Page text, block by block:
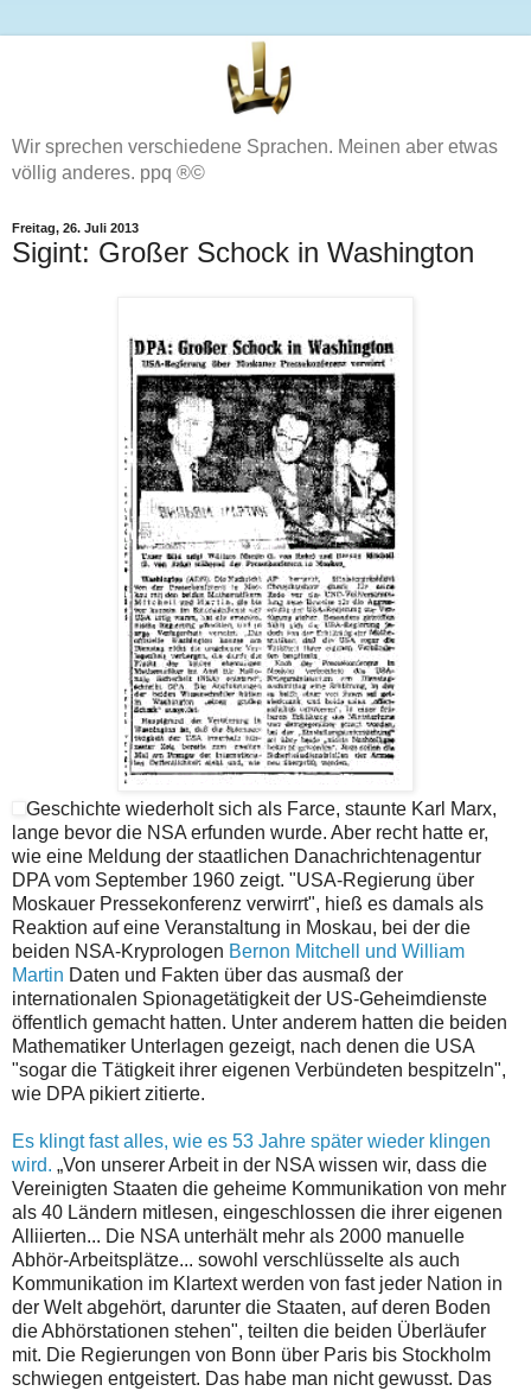
Wir sprechen verschiedene Sprachen. Meinen aber etwas
völlig anderes. ppq ®©
Freitag, 26. Juli 2013
Sigint: Großer Schock in Washington
Geschichte wiederholt sich als Farce, staunte Karl Marx,
lange bevor die NSA erfunden wurde. Aber recht hatte er,
wie eine Meldung der staatlichen Danachrichtenagentur
DPA vom September 1960 zeigt. "USA-Regierung über
Moskauer Pressekonferenz verwirrt", hieß es damals als
Reaktion auf eine Veranstaltung in Moskau, bei der die
beiden NSA-Kryprologen Bernon Mitchell und William
Martin Daten und Fakten über das ausmaß der
internationalen Spionagetätigkeit der US-Geheimdienste
öffentlich gemacht hatten. Unter anderem hatten die beiden
Mathematiker Unterlagen gezeigt, nach denen die USA
"sogar die Tätigkeit ihrer eigenen Verbündeten bespitzeln",
wie DPA pikiert zitierte.
Es klingt fast alles, wie es 53 Jahre später wieder klingen
wird. „Von unserer Arbeit in der NSA wissen wir, dass die
Vereinigten Staaten die geheime Kommunikation von mehr
als 40 Ländern mitlesen, eingeschlossen die ihrer eigenen
Alliierten... Die NSA unterhält mehr als 2000 manuelle
Abhör-Arbeitsplätze... sowohl verschlüsselte als auch
Kommunikation im Klartext werden von fast jeder Nation in
der Welt abgehört, darunter die Staaten, auf deren Boden
die Abhörstationen stehen", teilten die beiden Überläufer
mit. Die Regierungen von Bonn über Paris bis Stockholm
schwiegen entgeistert. Das habe man nicht gewusst. Das